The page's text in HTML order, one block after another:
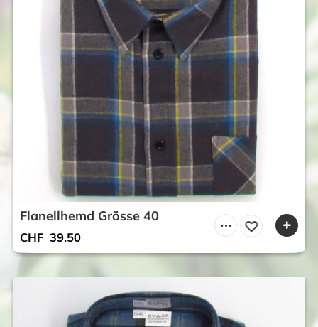
Flanellhemd Grösse 40
CHF 39.50